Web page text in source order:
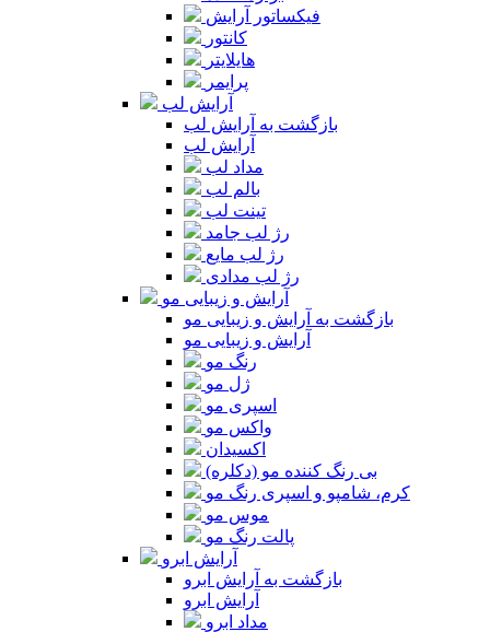
فیکساتور آرایش
کانتور
هایلایتر
پرایمر
آرایش لب
بازگشت به آرایش لب
آرایش لب
مداد لب
بالم لب
تینت لب
رژ لب جامد
رژ لب مایع
رژ لب مدادی
آرایش و زیبایی مو
بازگشت به آرایش و زیبایی مو
آرایش و زیبایی مو
رنگ مو
ژل مو
اسپری مو
واکس مو
اکسیدان
بی رنگ کننده مو (دکلره)
کرم، شامپو و اسپری رنگ مو
موس مو
پالت رنگ مو
آرایش ابرو
بازگشت به آرایش ابرو
آرایش ابرو
مداد ابرو